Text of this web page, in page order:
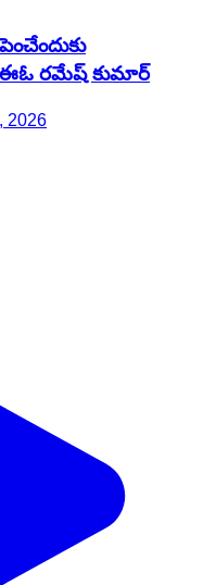
రమేష్ కుమార్
2026